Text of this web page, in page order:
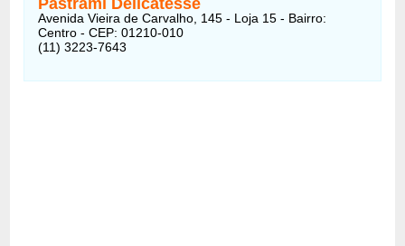
Avenida Vieira de Carvalho, 145 - Loja 15 - Bairro:
Centro - CEP: 01210-010
(11) 3223-7643